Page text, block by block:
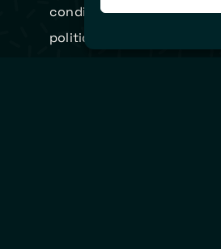
conditions générales de
politique de cookies (eu)